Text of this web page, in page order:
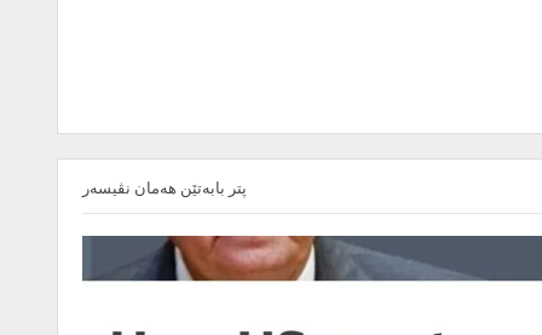
پتر بابەتێن هەمان نڤیسەر